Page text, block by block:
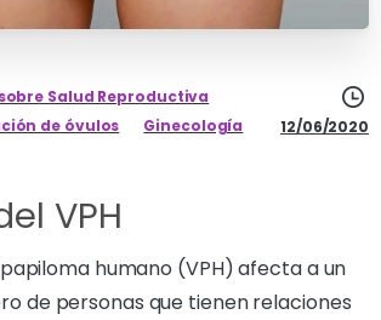
Salud Reproductiva
de óvulos
Ginecología 12/06/2020
VPH
papiloma humano (VPH) afecta a un
de personas que tienen relaciones